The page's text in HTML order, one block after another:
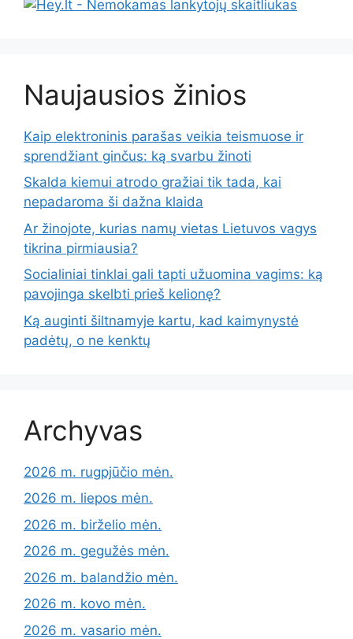
Naujausios žinios
Kaip elektroninis parašas veikia teismuose ir
sprendžiant ginčus: ką svarbu žinoti
Skalda kiemui atrodo gražiai tik tada, kai
nepadaroma ši dažna klaida
Ar žinojote, kurias namų vietas Lietuvos vagys
tikrina pirmiausia?
Socialiniai tinklai gali tapti užuomina vagims: ką
pavojinga skelbti prieš kelionę?
Ką auginti šiltnamyje kartu, kad kaimynystė
padėtų, o ne kenktų
Archyvas
2026 m. rugpjūčio mėn.
2026 m. liepos mėn.
2026 m. birželio mėn.
2026 m. gegužės mėn.
2026 m. balandžio mėn.
2026 m. kovo mėn.
2026 m. vasario mėn.